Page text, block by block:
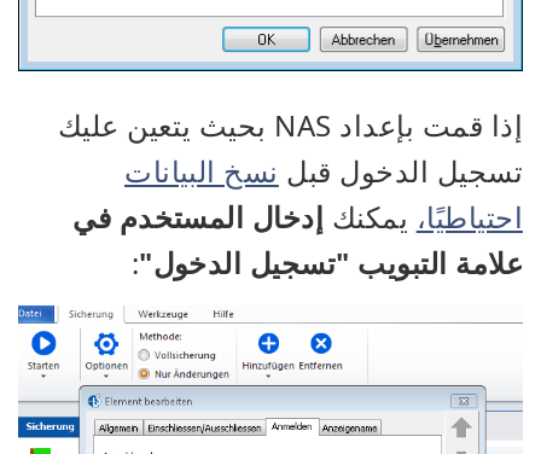
إذا قمت بإعداد NAS بحيث يتعين عليك
تسجيل الدخول قبل نسخ البيانات
احتياطيًا، يمكنك إدخال المستخدم في
علامة التبويب "تسجيل الدخول":